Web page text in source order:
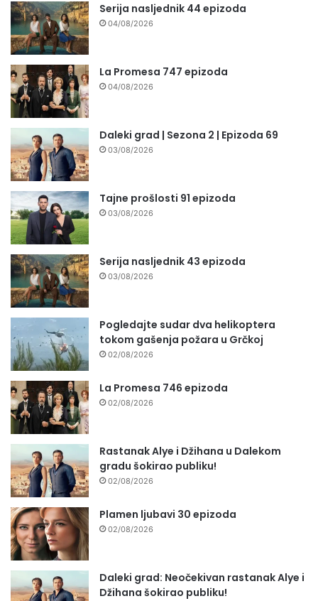
Serija nasljednik 44 epizoda
04/08/2026
La Promesa 747 epizoda
04/08/2026
Daleki grad | Sezona 2 | Epizoda 69
03/08/2026
Tajne prošlosti 91 epizoda
03/08/2026
Serija nasljednik 43 epizoda
03/08/2026
Pogledajte sudar dva helikoptera
tokom gašenja požara u Grčkoj
02/08/2026
La Promesa 746 epizoda
02/08/2026
Rastanak Alye i Džihana u Dalekom
gradu šokirao publiku!
02/08/2026
Plamen ljubavi 30 epizoda
02/08/2026
Daleki grad: Neočekivan rastanak Alye i
Džihana šokirao publiku!